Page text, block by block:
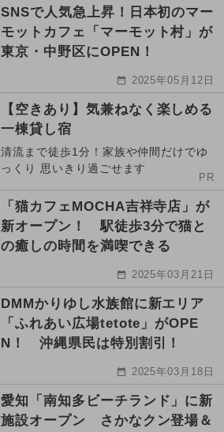
SNSで人気急上昇！日本初のマー
モットカフェ「マーモット村」が
東京・中野区にOPEN！
2025年05月12日
【空きあり】気兼ねなく楽しめる
一棟貸し宿
清流まで徒歩1分！家族や仲間だけでゆ
っくり 思いきり過ごせます
PR
「猫カフェMOCHA吉祥寺店」が
新オープン！ 駅徒歩3分で猫と
の癒しの時間を満喫できる
2025年03月21日
DMMかりゆし水族館に新エリア
「ふれあい広場tetote」がOPE
N！ 沖縄県民は特別割引！
2025年03月18日
愛知「南知多ビーチランド」に新
施設オープン さかなクン登場＆